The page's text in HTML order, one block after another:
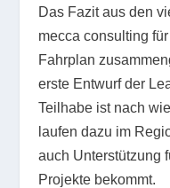
Das Fazit aus den
mecca consulting
Fahrplan
erste Entwurf der
Teilhabe ist nach
laufen dazu im
auch Unterstützung
Projekte bekommt.